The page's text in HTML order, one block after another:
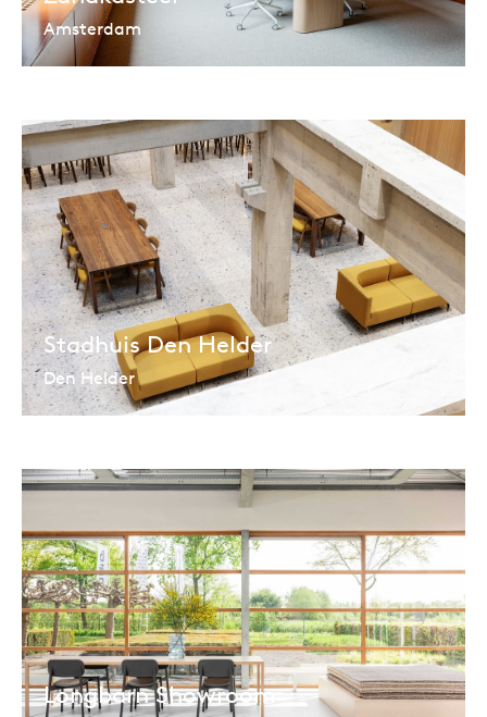
Amsterdam
Stadhuis Den Helder
Den Helder
Longbarn Showroom